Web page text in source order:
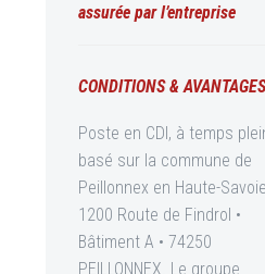
assurée par l’entreprise
CONDITIONS & AVANTAGES
Poste en CDI, à temps
basé sur la commune de
Peillonnex en Haute-
1200 Route de Findrol •
Bâtiment A • 74250
PEILLONNEX. Le groupe